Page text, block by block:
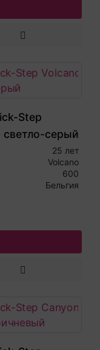
Step
серый
25 лет
Volcano
600
Бельгия